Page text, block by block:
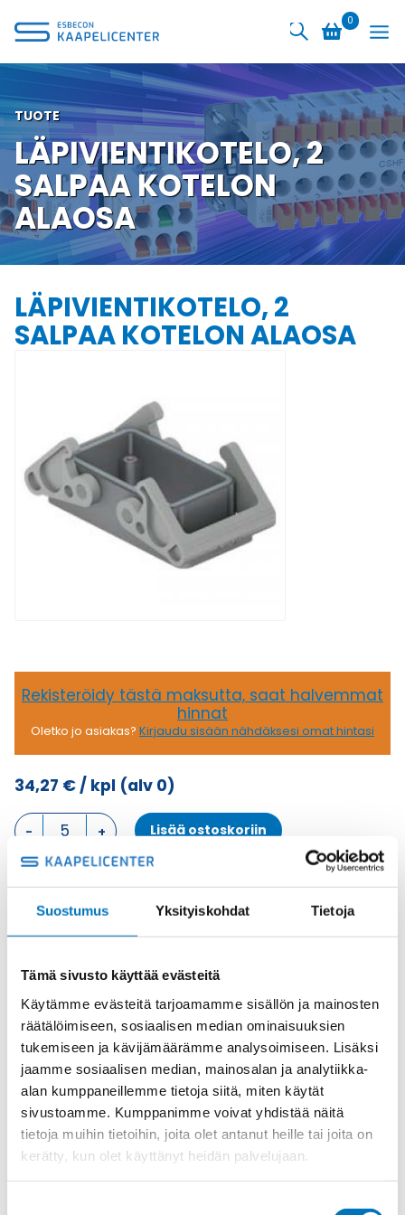
Suostumus Yksityiskohdat Tietoja
Tämä sivusto käyttää evästeitä
Käytämme evästeitä tarjoamamme sisällön ja mainosten
räätälöimiseen, sosiaalisen median ominaisuuksien
tukemiseen ja kävijämäärämme analysoimiseen. Lisäksi
jaamme sosiaalisen median, mainosalan ja analytiikka-
alan kumppaneillemme tietoja siitä, miten käytät
sivustoamme. Kumppanimme voivat yhdistää näitä
tietoja muihin tietoihin, joita olet antanut heille tai joita on
kerätty, kun olet käyttänyt heidän palvelujaan.
sisältöön
0
TUOTE
LÄPIVIENTIKOTELO, 2
SALPAA KOTELON
ALAOSA
LÄPIVIENTIKOTELO, 2
SALPAA KOTELON ALAOSA
Rekisteröidy tästä maksutta, saat halvemmat
hinnat
Oletko jo asiakas? Kirjaudu sisään nähdäksesi omat hintasi
34,27 €/ kpl (alv 0)
LÄPIVIENTIKOTELO,
SALPAA
määrä
Lisää ostoskoriin
muovi
Osasto ILME -moninapaliittimet,Kotelon alaosa,Kotelot
Toimitusaika: 1-7 päivää
Toimituskulut 35kg:n asti 25€.
Yli 35kg:n toimituskulut toteutuneiden kulujen mukaan.
Valmistaja
ILME S.p.A
Koko
size "57.27"
Materiaali
muovi
Käyttölämpötila
'-40°C … +90°C